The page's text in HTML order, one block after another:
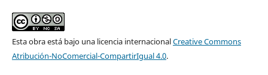
Esta obra está bajo una licencia internacionalCreative Commons
Atribución-NoComercial-CompartirIgual 4.0.